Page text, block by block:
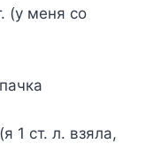
(у меня со
1 ст. л. взяла,